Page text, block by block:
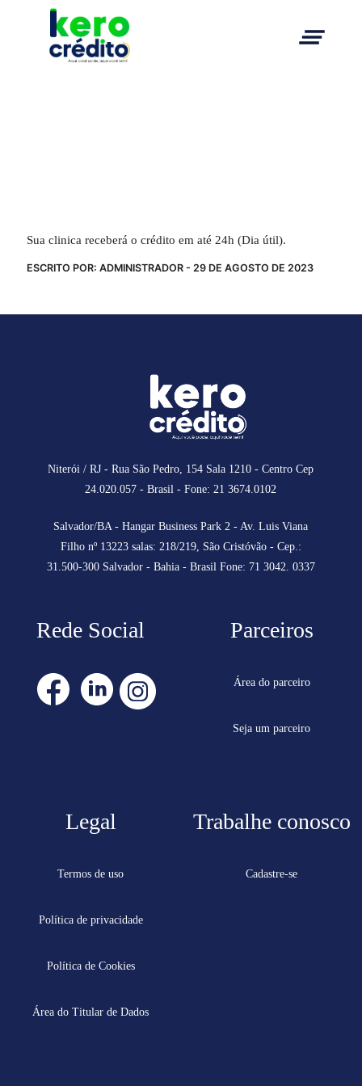
clear_all
Sua clinica receberá o crédito em até 24h (Dia útil).
ESCRITO POR: ADMINISTRADOR - 29 DE AGOSTO DE 2023
Niterói / RJ - Rua São Pedro, 154 Sala 1210 - Centro Cep
24.020.057 - Brasil - Fone: 21 3674.0102
Salvador/BA - Hangar Business Park 2 - Av. Luis Viana
Filho nº 13223 salas: 218/219, São Cristóvão - Cep.:
31.500-300 Salvador - Bahia - Brasil Fone: 71 3042. 0337
Rede Social Parceiros
Área do parceiro
Seja um parceiro
Legal
Termos de uso
Política de privacidade
Política de Cookies
Área do Titular de Dados
Trabalhe conosco
Cadastre-se